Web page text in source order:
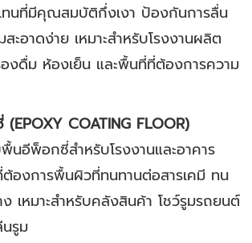
ทนที่มีคุณสมบัติกึ่งเงา ป้องกันการลื่น
สะอาดง่าย เหมาะสำหรับโรงงานผลิต
องดื่ม ห้องเย็น และพื้นที่ที่ต้องการความ
COATING FLOOR)
นอีพ็อกซี่สำหรับโรงงานและอาคาร
องการพื้นผิวที่ทนทานต่อสารเคมี ทน
เหมาะสำหรับคลังสินค้า โชว์รูมรถยนต์
รูม